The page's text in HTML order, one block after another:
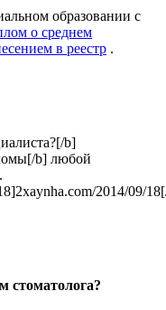
образовании с
о среднем
в реестр .
b]
b] любой
2014/09/
стоматолога?